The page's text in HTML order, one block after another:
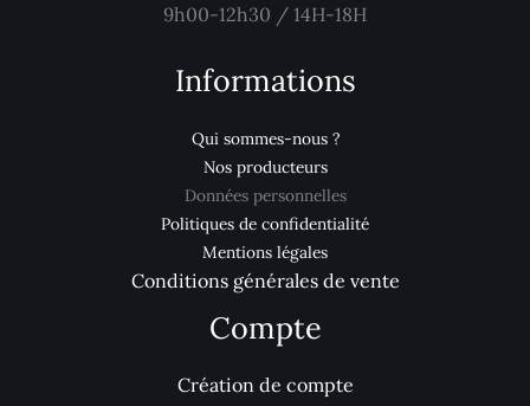
9h00-12h30 / 14H-18H
Informations
Qui sommes-nous ?
Nos producteurs
Données personnelles
Politiques de confidentialité
Mentions légales
Conditions générales de vente
Compte
Création de compte